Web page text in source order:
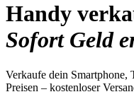
Handy
Sofort Geld
Verkaufe dein Smartphone,
Preisen – kostenloser